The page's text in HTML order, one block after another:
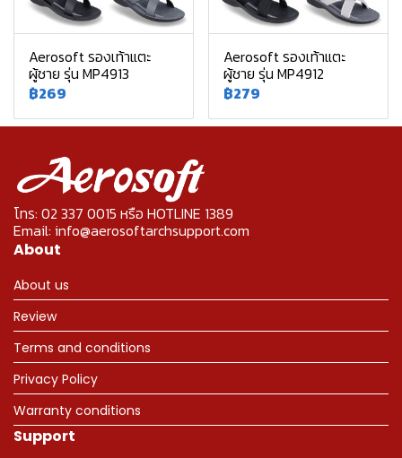
Aerosoft รองเท้าแตะ
ผู้ชาย รุ่น MP4913
฿269
Aerosoft รองเท้าแตะ
ผู้ชาย รุ่น MP4912
฿279
โทร: 02 337 0015 หรือ HOTLINE 1389
Email: info@aerosoftarchsupport.com
About
About us
Review
Terms and conditions
Privacy Policy
Warranty conditions
Support